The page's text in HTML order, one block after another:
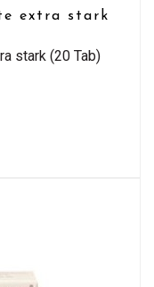
extra stark
stark (20 Tab)